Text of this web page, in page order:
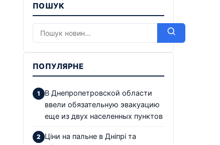
ПОШУК
ПОПУЛЯРНЕ
В Днепропетровской области
ввели обязательную эвакуацию
еще из двух населенных пунктов
Ціни на пальне в Дніпрі та